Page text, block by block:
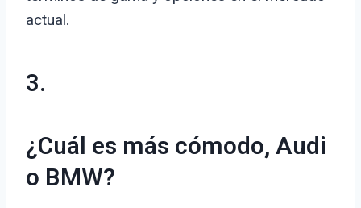
actual.
3.
¿Cuál es más cómodo, Audi
o BMW?